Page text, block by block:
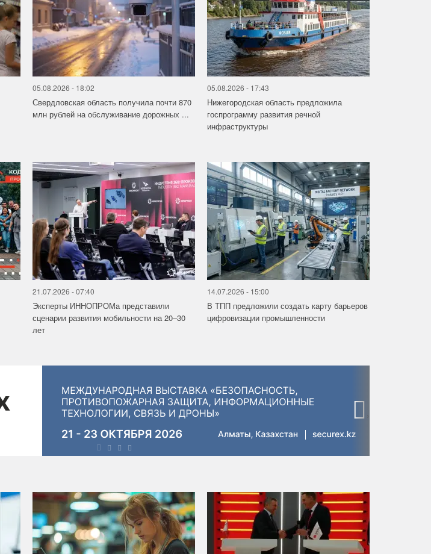
05.08.2026 - 18:02
Свердловская область получила почти 870
млн рублей на обслуживание дорожных ...
05.08.2026 - 17:43
Нижегородская область предложила
госпрограмму развития речной
инфраструктуры
21.07.2026 - 07:40
Эксперты ИННОПРОМа представили
сценарии развития мобильности на 20–30
лет
14.07.2026 - 15:00
В ТПП предложили создать карту барьеров
цифровизации промышленности